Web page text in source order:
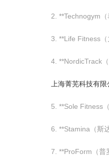
2. **Technogym
3. **Life Fitness（
4. **NordicTrack
上海菁芜科技有限
5. **Sole Fitness
6. **Stamina（斯
7. **ProForm（普